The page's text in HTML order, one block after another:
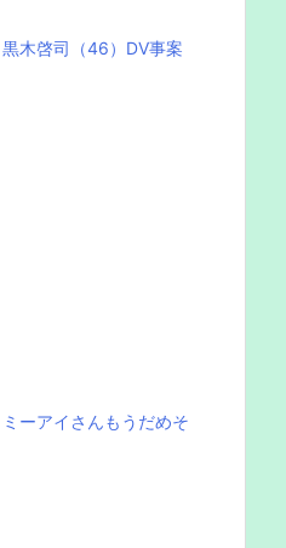
黒木啓司（46）DV事案
ミーアイさんもうだめそ